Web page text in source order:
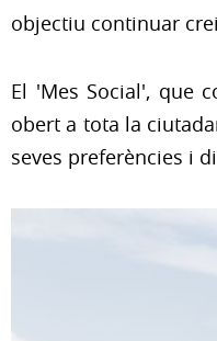
objectiu continuar
El 'Mes Social', que
obert a tota la
seves preferències i